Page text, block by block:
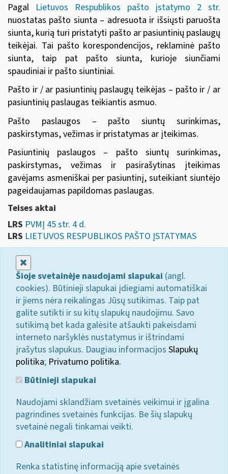
Pagal Lietuvos Respublikos pašto įstatymo 2 str.
nuostatas pašto siunta – adresuota ir išsiųsti paruošta
siunta, kurią turi pristatyti pašto ar pasiuntinių paslaugų
teikėjai. Tai pašto korespondencijos, reklaminė pašto
siunta, taip pat pašto siunta, kurioje siunčiami
spaudiniai ir pašto siuntiniai.
Pašto ir / ar pasiuntinių paslaugų teikėjas – pašto ir / ar
pasiuntinių paslaugas teikiantis asmuo.
Pašto paslaugos – pašto siuntų surinkimas,
paskirstymas, vežimas ir pristatymas ar įteikimas.
Pasiuntinių paslaugos – pašto siuntų surinkimas,
paskirstymas, vežimas ir pasirašytinas įteikimas
gavėjams asmeniškai per pasiuntinį, suteikiant siuntėjo
pageidaujamas papildomas paslaugas.
Teises aktai
LRS PVMĮ 45 str. 4 d.
LRS LIETUVOS RESPUBLIKOS PAŠTO ĮSTATYMAS
Šioje svetainėje naudojami slapukai (angl.
cookies). Būtinieji slapukai įdiegiami automatiškai
ir jiems nėra reikalingas Jūsų sutikimas. Taip pat
galite sutikti ir su kitų slapukų naudojimu. Savo
sutikimą bet kada galėsite atšaukti pakeisdami
interneto naršyklės nustatymus ir ištrindami
įrašytus slapukus. Daugiau informacijos Slapukų
politika; Privatumo politika.
Būtinieji slapukai
Naudojami sklandžiam svetainės veikimui ir įgalina
pagrindines svetainės funkcijas. Be šių slapukų
svetainė negali tinkamai veikti.
Analitiniai slapukai
Renka statistinę informaciją apie svetainės